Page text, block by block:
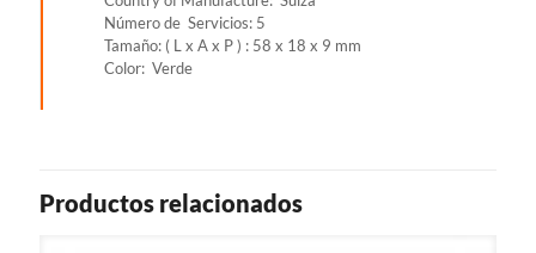
Número de Servicios: 5
Tamaño: ( L x A x P ) : 58 x 18 x 9 mm
Color: Verde
Productos relacionados